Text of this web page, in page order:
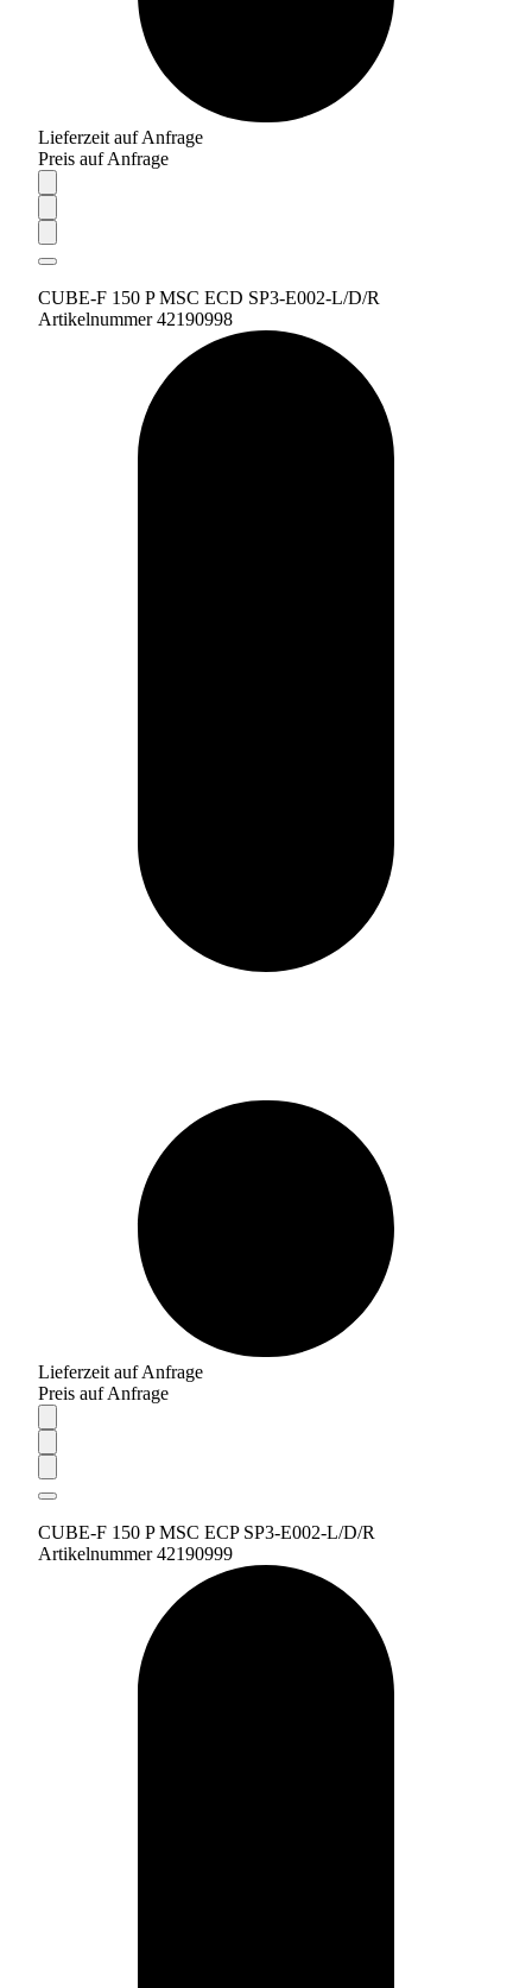
Lieferzeit auf Anfrage
Preis auf Anfrage
CUBE-F 150 P MSC ECD SP3-E002-L/D/R
Artikelnummer 42190998
Lieferzeit auf Anfrage
Preis auf Anfrage
CUBE-F 150 P MSC ECP SP3-E002-L/D/R
Artikelnummer 42190999